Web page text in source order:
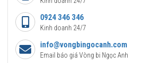
0924 346 346
Kinh doanh 24/7
info@vongbingocanh.com
Email báo giá Vòng bi Ngọc Anh